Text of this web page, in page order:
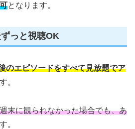
となります。
っと視聴OK
のエピソードをすべて見放題でア
。
末に観られなかった場合でも、あ
。